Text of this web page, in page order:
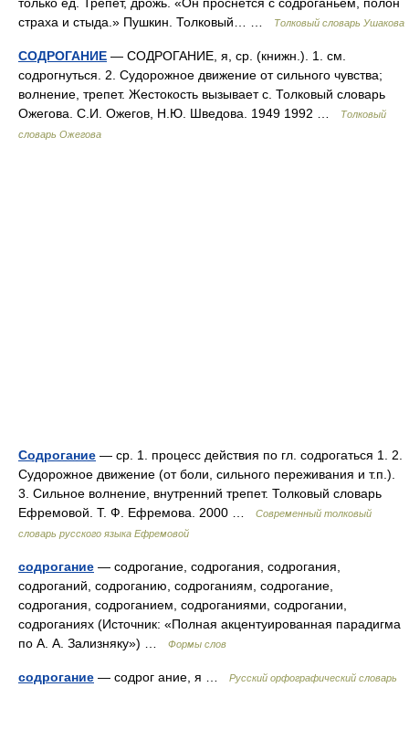
страха и стыда.» Пушкин. Толковый… …
Толковый словарь Ушакова
СОДРОГАНИЕ — СОДРОГАНИЕ, я, ср. (книжн.). 1. см.
содрогнуться. 2. Судорожное движение от сильного чувства;
волнение, трепет. Жестокость вызывает с. Толковый словарь
Ожегова. С.И. Ожегов, Н.Ю. Шведова. 1949 1992 …
Толковый
словарь Ожегова
Содрогание — ср. 1. процесс действия по гл. содрогаться 1. 2.
Судорожное движение (от боли, сильного переживания и т.п.).
3. Сильное волнение, внутренний трепет. Толковый словарь
Ефремовой. Т. Ф. Ефремова. 2000 …
Современный толковый
словарь русского языка Ефремовой
содрогание — содрогание, содрогания, содрогания,
содроганий, содроганию, содроганиям, содрогание,
содрогания, содроганием, содроганиями, содрогании,
содроганиях (Источник: «Полная акцентуированная парадигма
по А. А. Зализняку») …
Формы слов
содрогание — содрог ание, я … Русский орфографический словарь